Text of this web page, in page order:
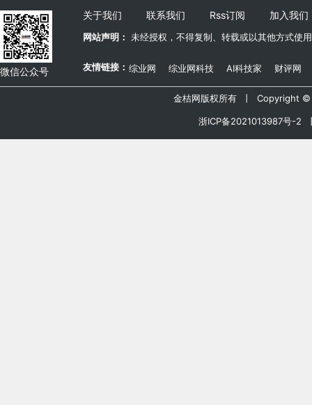
微信公众号
关于我们 联系我们 Rss订阅 加入我们
网站声明： 未经授权，不得复制、转载或以其他方式使
友情链接： 综业网 综业网科技 AI科技家 财评网
金桔网版权所有 丨 Copyright ©
浙ICP备2021013987号-2